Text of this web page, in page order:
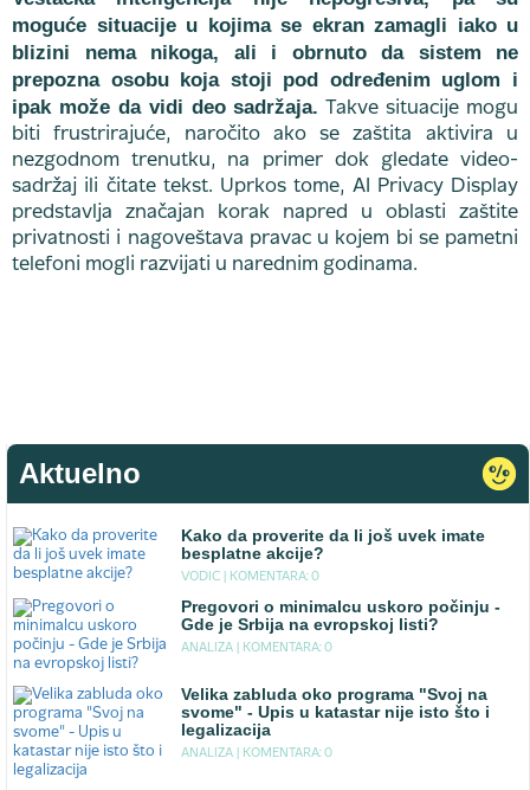
moguće situacije u kojima se ekran zamagli iako u
blizini nema nikoga, ali i obrnuto da sistem ne
prepozna osobu koja stoji pod određenim uglom i
ipak može da vidi deo sadržaja. Takve situacije mogu
biti frustrirajuće, naročito ako se zaštita aktivira u
nezgodnom trenutku, na primer dok gledate video-
sadržaj ili čitate tekst. Uprkos tome, AI Privacy Display
predstavlja značajan korak napred u oblasti zaštite
privatnosti i nagoveštava pravac u kojem bi se pametni
telefoni mogli razvijati u narednim godinama.
Aktuelno
Kako da proverite da li još uvek imate
besplatne akcije?
VODIC | KOMENTARA: 0
Pregovori o minimalcu uskoro počinju -
Gde je Srbija na evropskoj listi?
ANALIZA | KOMENTARA: 0
Velika zabluda oko programa "Svoj na
svome" - Upis u katastar nije isto što i
legalizacija
ANALIZA | KOMENTARA: 0